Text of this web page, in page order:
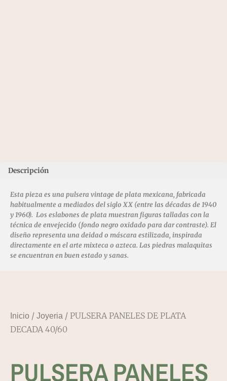
Descripción
Esta pieza es una pulsera vintage de plata mexicana, fabricada
habitualmente a mediados del siglo XX (entre las décadas de 1940
y 1960). Los eslabones de plata muestran figuras talladas con la
técnica de envejecido (fondo negro oxidado para dar contraste). El
diseño representa una deidad o máscara estilizada, inspirada
directamente en el arte mixteca o azteca. Las piedras malaquitas
se encuentran en buen estado y sanas.
Inicio / Joyeria / PULSERA PANELES DE PLATA
DECADA 40/60
PULSERA PANELES